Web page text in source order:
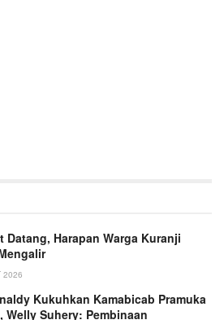
Datang, Harapan Warga Kuranji
2026
Kukuhkan Kamabicab Pramuka
Welly Suhery: Pembinaan